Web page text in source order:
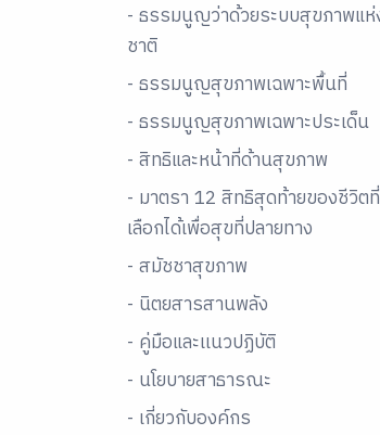
- ธรรมนูญว่าด้วยระบบสุขภาพแห่
ชาติ
- ธรรมนูญสุขภาพเฉพาะพื้นที่
- ธรรมนูญสุขภาพเฉพาะประเด็น
- สิทธิและหน้าที่ด้านสุขภาพ
- มาตรา 12 สิทธิสุดท้ายของชีวิตที่
เลือกได้เพื่อสุขที่ปลายทาง
- สมัชชาสุขภาพ
- นิตยสารสานพลัง
- คู่มือและเเนวปฏิบัติ
- นโยบายสาธารณะ
- เกี่ยวกับองค์กร